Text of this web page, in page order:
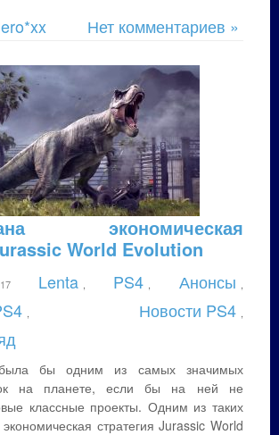
Нет комментариев »
экономическая
World Evolution
Lenta PS4 Анонсы
Новости PS4
бы одним из самых значимых
на планете, если бы на ней не
классные проекты. Одним из таких
стратегия Jurassic World